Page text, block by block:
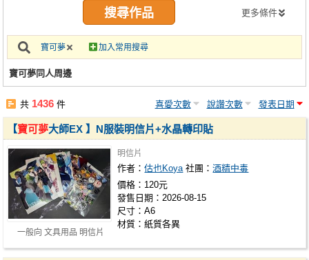
攤位轉讓區
會員功能選單
註冊會員
更多條件
寶可夢 加入常用搜尋
寶可夢同人周邊
共 1436 件 喜愛次數 說讚次數 發表日期
一般向 文具用品 明信片
【寶可夢大師EX 】N服裝明信片+水晶轉印貼
明信片
作者：估也Koya 社團：酒精中毒
價格：120元
發售日期：2026-08-15
尺寸：A6
材質：紙質各異